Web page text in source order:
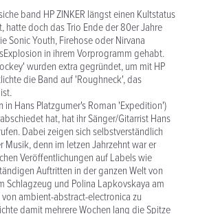
band HP ZINKER längst einen Kultstatus
hatte doch das Trio Ende der 80er Jahre
Sonic Youth, Firehose oder Nirvana
in ihrem Vorprogramm gehabt.
wurden extra gegründet, um mit HP
die Band auf 'Roughneck', das
in Hans Platzgumer's Roman 'Expedition')
hat, hat ihr Sänger/Gitarrist Hans
Dabei zeigen sich selbstverständlich
Musik, denn im letzen Jahrzehnt war er
Veröffentlichungen auf Labels wie
Auftritten in der ganzen Welt von
Schlagzeug und Polina Lapkovskaya am
ambient-abstract-electronica zu
damit mehrere Wochen lang die Spitze